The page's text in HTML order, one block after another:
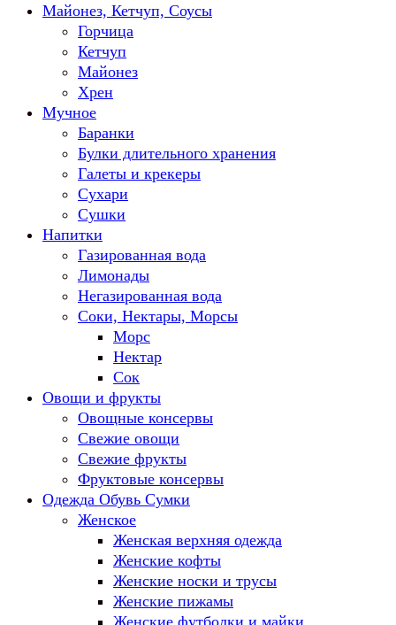
Майонез, Кетчуп, Соусы
Горчица
Кетчуп
Майонез
Хрен
Мучное
Баранки
Булки длительного хранения
Галеты и крекеры
Сухари
Сушки
Напитки
Газированная вода
Лимонады
Негазированная вода
Соки, Нектары, Морсы
Морс
Нектар
Сок
Овощи и фрукты
Овощные консервы
Свежие овощи
Свежие фрукты
Фруктовые консервы
Одежда Обувь Сумки
Женское
Женская верхняя одежда
Женские кофты
Женские носки и трусы
Женские пижамы
Женские футболки и майки